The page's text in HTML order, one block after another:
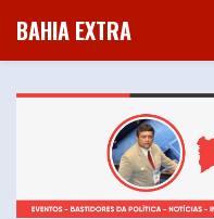
BAHIA EXTRA